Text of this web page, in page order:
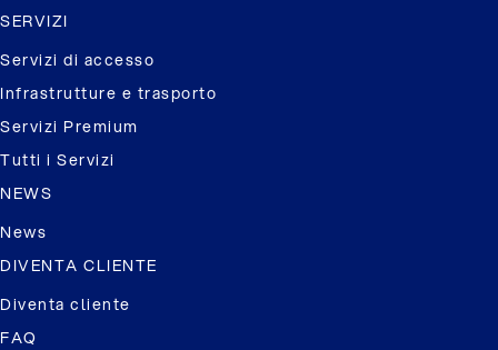
SERVIZI
Servizi di accesso
Infrastrutture e trasporto
Servizi Premium
Tutti i Servizi
NEWS
News
DIVENTA CLIENTE
Diventa cliente
FAQ